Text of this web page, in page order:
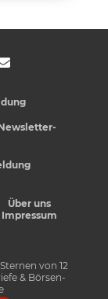
Über uns
Impressum
von 12
& Börsen-